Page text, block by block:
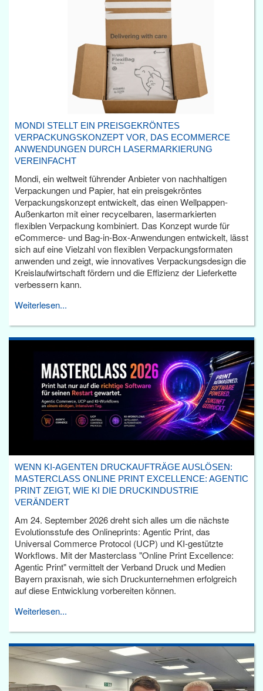
MONDI STELLT EIN PREISGEKRÖNTES
VERPACKUNGSKONZEPT VOR, DAS ECOMMERCE
ANWENDUNGEN DURCH LASERMARKIERUNG
VEREINFACHT
Mondi, ein weltweit führender Anbieter von nachhaltigen
Verpackungen und Papier, hat ein preisgekröntes
Verpackungskonzept entwickelt, das einen Wellpappen-
Außenkarton mit einer recycelbaren, lasermarkierten
flexiblen Verpackung kombiniert. Das Konzept wurde für
eCommerce- und Bag-in-Box-Anwendungen entwickelt, lässt
sich auf eine Vielzahl von flexiblen Verpackungsformaten
anwenden und zeigt, wie innovatives Verpackungsdesign die
Kreislaufwirtschaft fördern und die Effizienz der Lieferkette
verbessern kann.
Weiterlesen...
WENN KI-AGENTEN DRUCKAUFTRÄGE AUSLÖSEN:
MASTERCLASS ONLINE PRINT EXCELLENCE: AGENTIC
PRINT ZEIGT, WIE KI DIE DRUCKINDUSTRIE
VERÄNDERT
Am 24. September 2026 dreht sich alles um die nächste
Evolutionsstufe des Onlineprints: Agentic Print, das
Universal Commerce Protocol (UCP) und KI-gestützte
Workflows. Mit der Masterclass "Online Print Excellence:
Agentic Print" vermittelt der Verband Druck und Medien
Bayern praxisnah, wie sich Druckunternehmen erfolgreich
auf diese Entwicklung vorbereiten können.
Weiterlesen...